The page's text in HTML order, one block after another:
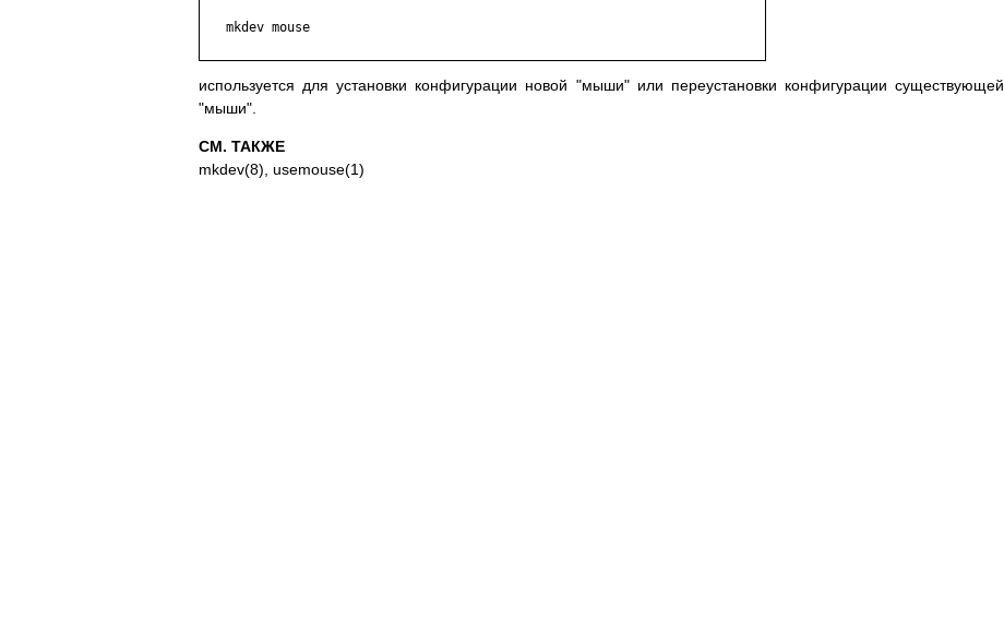
   mkdev mouse
используется для установки конфигурации новой "мыши" или переустановки конфигурации существующей
"мыши".
СМ. ТАКЖЕ
mkdev(8), usemouse(1)